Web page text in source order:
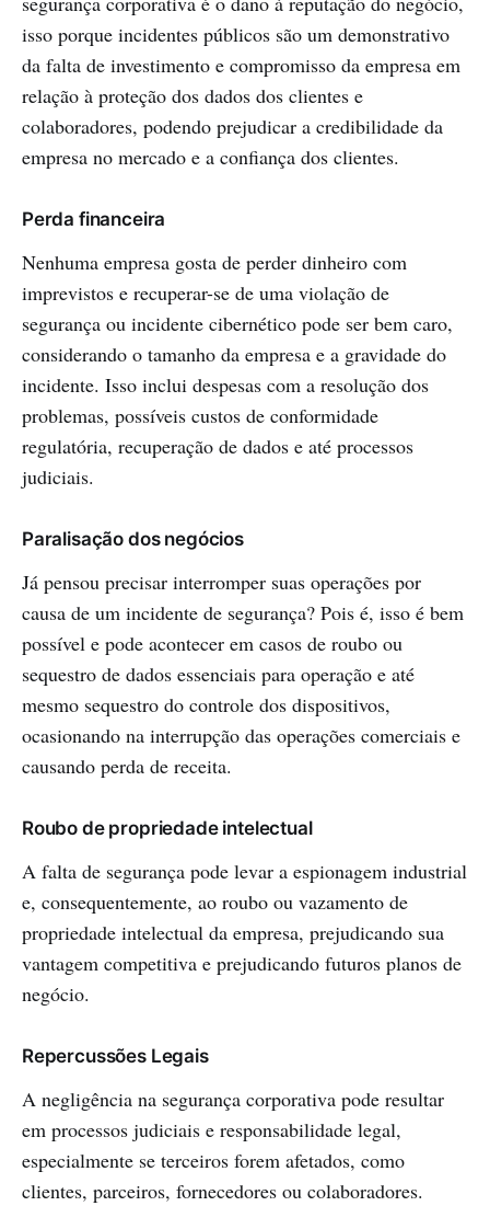
isso porque incidentes públicos são um demonstrativo
da falta de investimento e compromisso da empresa em
relação à proteção dos dados dos clientes e
colaboradores, podendo prejudicar a credibilidade da
empresa no mercado e a confiança dos clientes.
Perda financeira
Nenhuma empresa gosta de perder dinheiro com
imprevistos e recuperar-se de uma violação de
segurança ou incidente cibernético pode ser bem caro,
considerando o tamanho da empresa e a gravidade do
incidente. Isso inclui despesas com a resolução dos
problemas, possíveis custos de conformidade
regulatória, recuperação de dados e até processos
judiciais.
Paralisação dos negócios
Já pensou precisar interromper suas operações por
causa de um incidente de segurança? Pois é, isso é bem
possível e pode acontecer em casos de roubo ou
sequestro de dados essenciais para operação e até
mesmo sequestro do controle dos dispositivos,
ocasionando na interrupção das operações comerciais e
causando perda de receita.
Roubo de propriedade intelectual
A falta de segurança pode levar a espionagem industrial
e, consequentemente, ao roubo ou vazamento de
propriedade intelectual da empresa, prejudicando sua
vantagem competitiva e prejudicando futuros planos de
negócio.
Repercussões Legais
A negligência na segurança corporativa pode resultar
em processos judiciais e responsabilidade legal,
especialmente se terceiros forem afetados, como
clientes, parceiros, fornecedores ou colaboradores.